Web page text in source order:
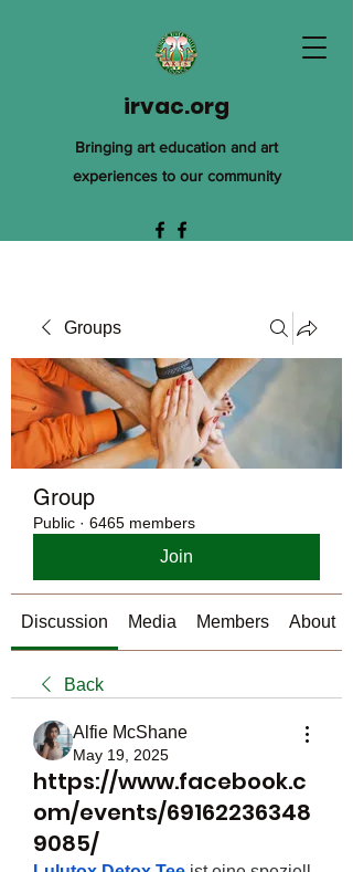
irvac.org
Bringing art education and art
experiences to our community
Groups
Group
Public · 6465 members
Join
Discussion Media Members About
Back
Alfie McShane
May 19, 2025
https://www.facebook.c
om/events/69162236348
9085/